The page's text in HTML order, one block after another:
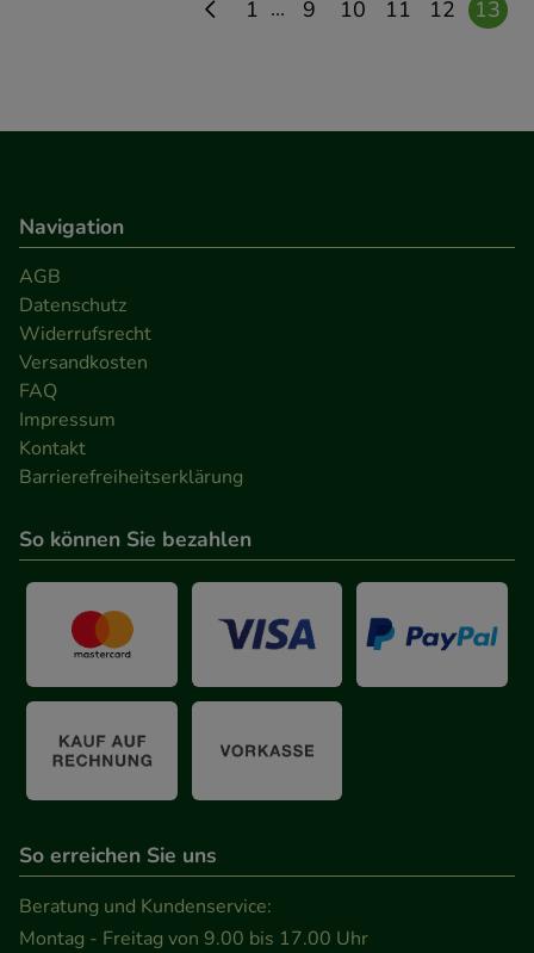
1 ... 9 10 11 12 13
Navigation
AGB
Datenschutz
Widerrufsrecht
Versandkosten
FAQ
Impressum
Kontakt
Barrierefreiheitserklärung
So können Sie bezahlen
So erreichen Sie uns
Beratung und Kundenservice:
Montag - Freitag von 9.00 bis 17.00 Uhr